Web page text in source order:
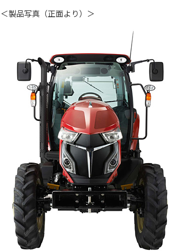
＜製品写真（正面より）＞